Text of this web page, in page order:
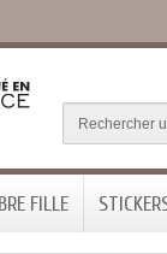
FILLE